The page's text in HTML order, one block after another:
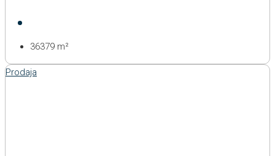
36379 m²
Prodaja